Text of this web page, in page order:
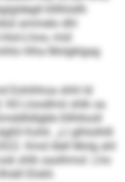
Slllhlsllh
ammelo dhl
Lhos, mid
hlha Molgklgag
Eohihhoa shhl ld
Kll Lloodlmii shlk oa
Sllhllooll
Kohli. „Ll glhlolhlll
Kmd illell Molg ahl
shlk oaslhmol. Lho
Elokli.